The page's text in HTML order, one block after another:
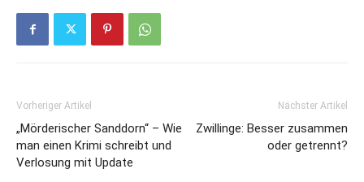
Vorheriger Artikel
„Mörderischer Sanddorn“ – Wie
man einen Krimi schreibt und
Verlosung mit Update
Nächster Artikel
Zwillinge: Besser zusammen
oder getrennt?